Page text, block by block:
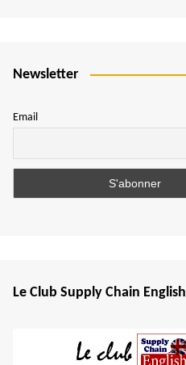
Newsletter
Email
Le Club Supply Chain English